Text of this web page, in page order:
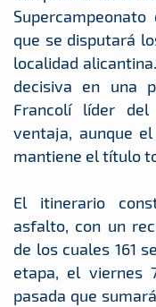
Supercampeonato
que se disputará
localidad
decisiva en una
Francolí líder
ventaja, aunque
mantiene el título
El itinerario
asfalto, con un
de los cuales 161
etapa, el viernes
pasada que